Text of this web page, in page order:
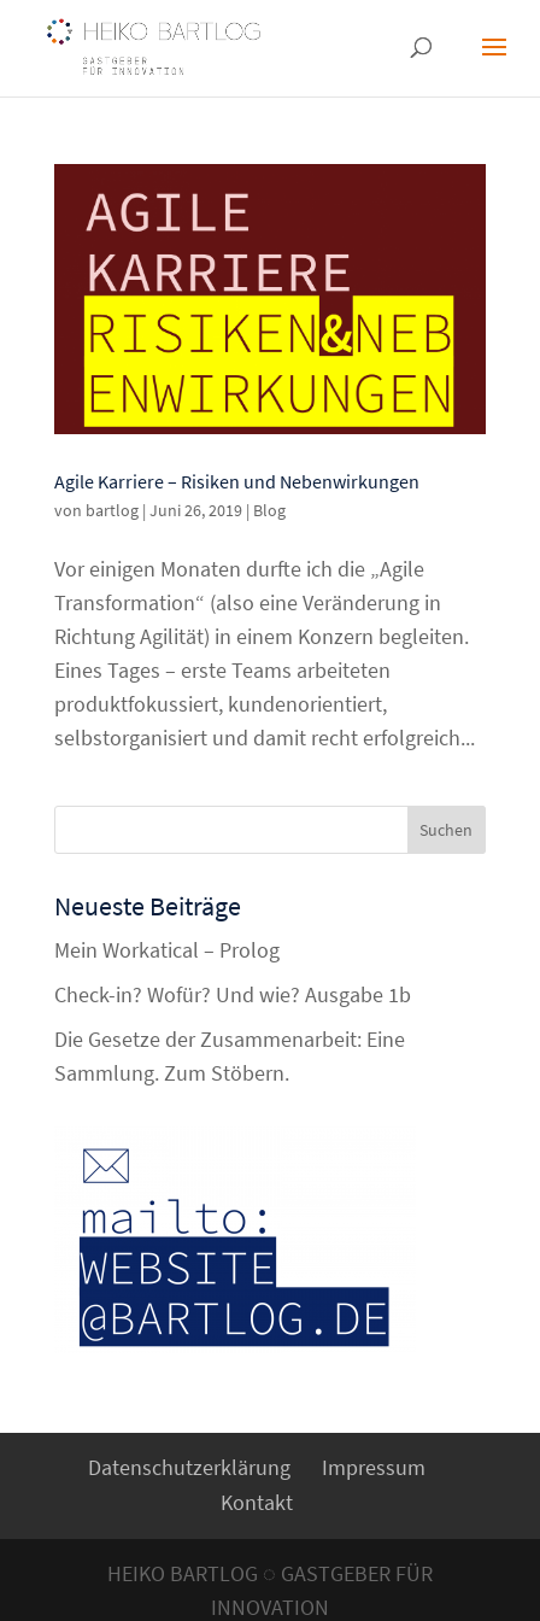
Agile Karriere – Risiken und Nebenwirkungen
von bartlog| Juni 26, 2019| Blog
Vor einigen Monaten durfte ich die „Agile
Transformation“ (also eine Veränderung in
Richtung Agilität) in einem Konzern begleiten.
Eines Tages – erste Teams arbeiteten
produktfokussiert, kundenorientiert,
selbstorganisiert und damit recht erfolgreich...
Neueste Beiträge
Mein Workatical – Prolog
Check-in? Wofür? Und wie? Ausgabe 1b
Die Gesetze der Zusammenarbeit: Eine
Sammlung. Zum Stöbern.
Datenschutzerklärung
Impressum
Kontakt
HEIKO BARTLOG ◌ GASTGEBER FÜR
INNOVATION